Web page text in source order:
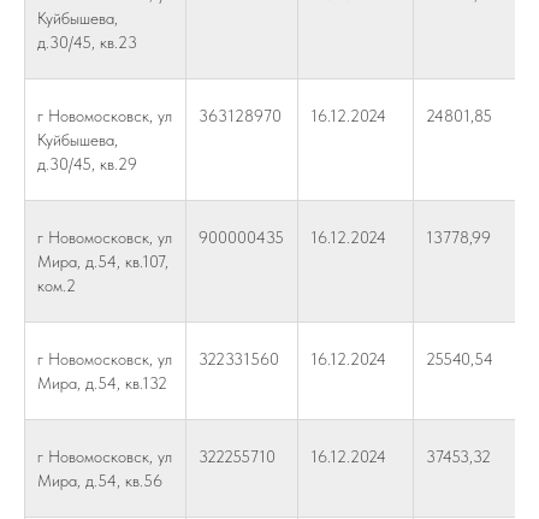
Куйбышева,
д.30/45, кв.23
г Новомосковск, ул
Куйбышева,
д.30/45, кв.29
363128970 16.12.2024 24801,85
г Новомосковск, ул
Мира, д.54, кв.107,
ком.2
900000435 16.12.2024 13778,99
г Новомосковск, ул
Мира, д.54, кв.132
322331560 16.12.2024 25540,54
г Новомосковск, ул
Мира, д.54, кв.56
322255710 16.12.2024 37453,32